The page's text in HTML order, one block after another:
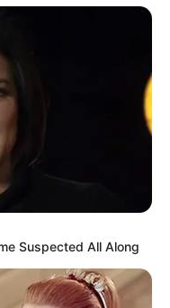
Tweet
Suspected All Along